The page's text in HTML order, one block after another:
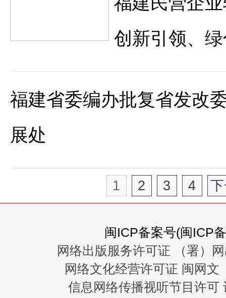
创新引领、
福建省委编办批复省发改
展处
1 2 3 4
闽ICP备案号(闽ICP
网络出版服务许可证 （署）
网络文化经营许可证 闽网文
信息网络传播视听节目许可